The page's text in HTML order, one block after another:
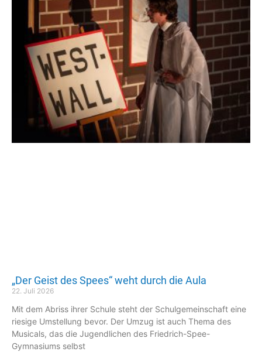
„Der Geist des Spees“ weht durch die Aula
22. Juli 2026
Mit dem Abriss ihrer Schule steht der Schulgemeinschaft eine
riesige Umstellung bevor. Der Umzug ist auch Thema des
Musicals, das die Jugendlichen des Friedrich-Spee-
Gymnasiums selbst